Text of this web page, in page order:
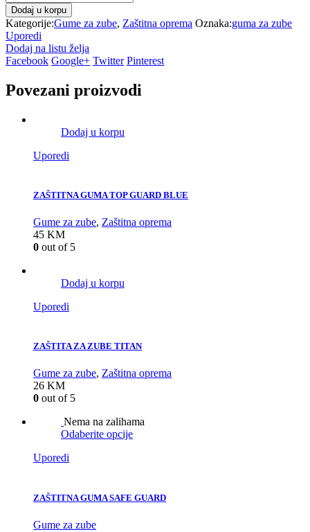
Dodaj u korpu
Kategorije:Gume za zube, Zaštitna oprema Oznaka:guma za zube
Uporedi
Dodaj na listu želja
Facebook Google+ Twitter Pinterest
Povezani proizvodi
Dodaj u korpu
Uporedi
ZAŠTITNA GUMA TOP GUARD BLUE
Gume za zube, Zaštitna oprema
45 KM
0 out of 5
Dodaj u korpu
Uporedi
ZAŠTITA ZA ZUBE TITAN
Gume za zube, Zaštitna oprema
26 KM
0 out of 5
Nema na zalihama
Odaberite opcije
Uporedi
ZAŠTITNA GUMA SAFE GUARD
Gume za zube